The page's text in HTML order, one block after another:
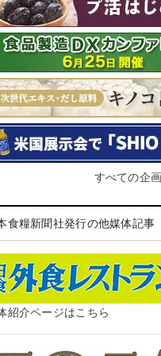
すべての企
食糧新聞社発行の他媒体記事
紹介ページはこちら